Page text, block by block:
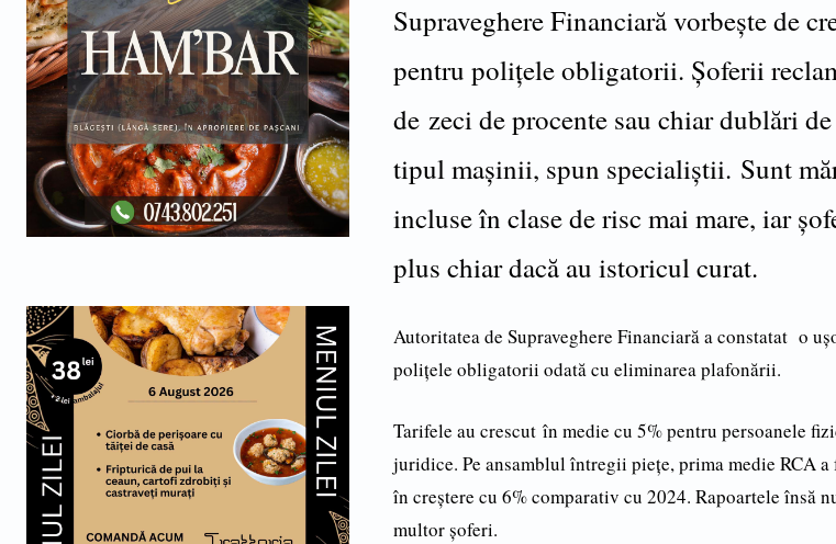
Supraveghere Financiară vorbeşte de
pentru poliţele obligatorii. Şoferii
de zeci de procente sau chiar dublări
tipul maşinii, spun specialiştii. Sunt
incluse în clase de risc mai mare, iar
plus chiar dacă au istoricul curat.
Autoritatea de Supraveghere Financiară a constatat o
poliţele obligatorii odată cu eliminarea plafonării.
Tarifele au crescut în medie cu 5% pentru persoanele
juridice. Pe ansamblul întregii piețe, prima medie RCA
în creștere cu 6% comparativ cu 2024. Rapoartele însă
multor şoferi.